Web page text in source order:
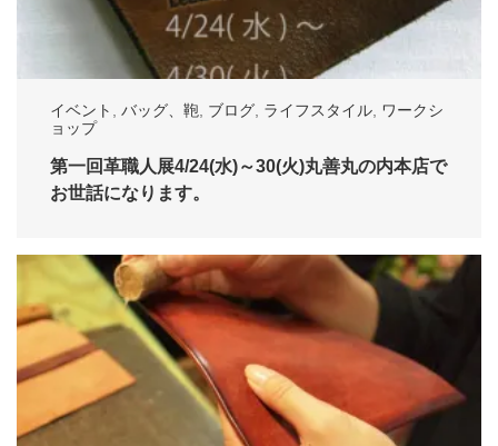
イベント , バッグ、鞄, ブログ, ライフスタイル, ワークシ
ョップ
第一回革職人展4/24(水)～30(火)丸善丸の内本店で
お世話になります。